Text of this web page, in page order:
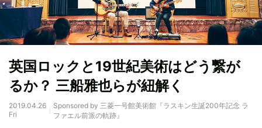
英国ロックと19世紀美術はどう繋が
るか？ 三船雅也らが紐解く
2019.04.26
Fri
Sponsored by 三菱一号館美術館『ラスキン生誕200年記念 ラ
ファエル前派の軌跡』